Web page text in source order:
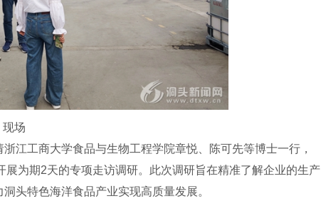
现场
工商大学食品与生物工程学院章悦、陈可先等博士一行，
为期2天的专项走访调研。此次调研旨在精准了解企业的生产
头特色海洋食品产业实现高质量发展。